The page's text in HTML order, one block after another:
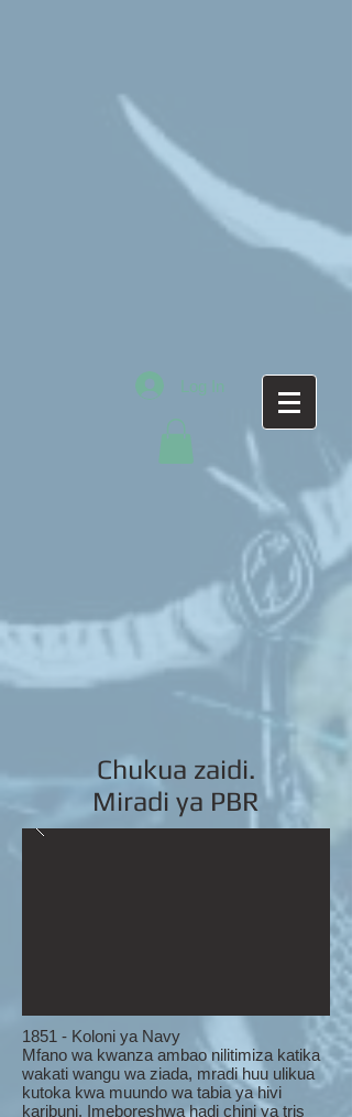
Log In
Chukua zaidi.
Miradi ya PBR
1851 - Koloni ya Navy
Mfano wa kwanza ambao nilitimiza katika
wakati wangu wa ziada, mradi huu ulikua
kutoka kwa muundo wa tabia ya hivi
karibuni. Imeboreshwa hadi chini ya tris